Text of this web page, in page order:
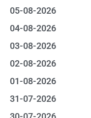
05-08-2026
04-08-2026
03-08-2026
02-08-2026
01-08-2026
31-07-2026